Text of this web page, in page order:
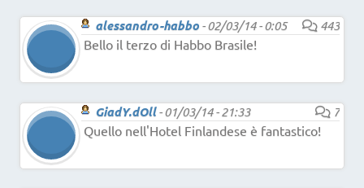
alessandro-habbo -02/03/14 - 0:05
443
Bello il terzo di Habbo Brasile!
GiadY.dOll-01/03/14 - 21:33
7
Quello nell'Hotel Finlandese è fantastico!